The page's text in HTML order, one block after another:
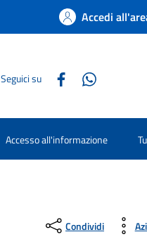
Accedi
Seguici su
Accesso all'informazione
Condividi